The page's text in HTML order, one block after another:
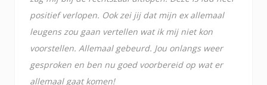
positief verlopen. Ook zei jij dat mijn ex allemaal
leugens zou gaan vertellen wat ik mij niet kon
voorstellen. Allemaal gebeurd. Jou onlangs weer
gesproken en ben nu goed voorbereid op wat er
allemaal gaat komen!